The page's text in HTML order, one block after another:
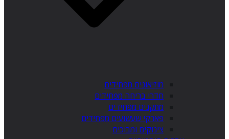
מוזיאונים מפחידים
חדרי בריחה מפחידים
מתקנים מפחידים
פארקי שעשועים מפחידים
צינוקים ומבוכים